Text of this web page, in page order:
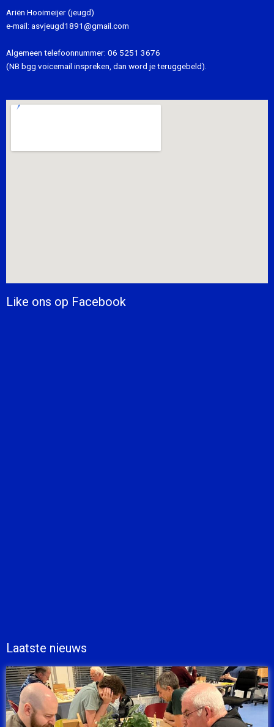
Ariën Hooimeijer (jeugd)
e-mail: asvjeugd1891@gmail.com
Algemeen telefoonnummer: 06 5251 3676
(NB bgg voicemail inspreken, dan word je teruggebeld).
Like ons op Facebook
Laatste nieuws